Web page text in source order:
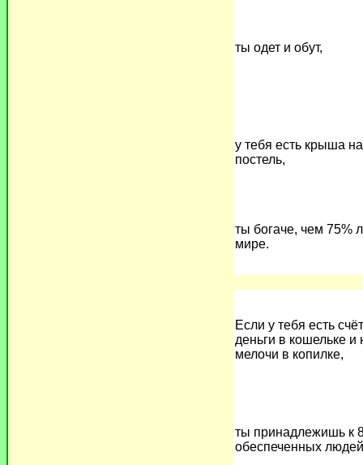
ты одет и обут,
у тебя есть крыша
постель,
ты богаче, чем 75%
мире.
Если у тебя есть
деньги в кошельке и
мелочи в копилке,
ты принадлежишь к
обеспеченных